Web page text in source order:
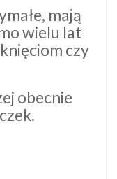
mają
wielu lat
czy
obecnie